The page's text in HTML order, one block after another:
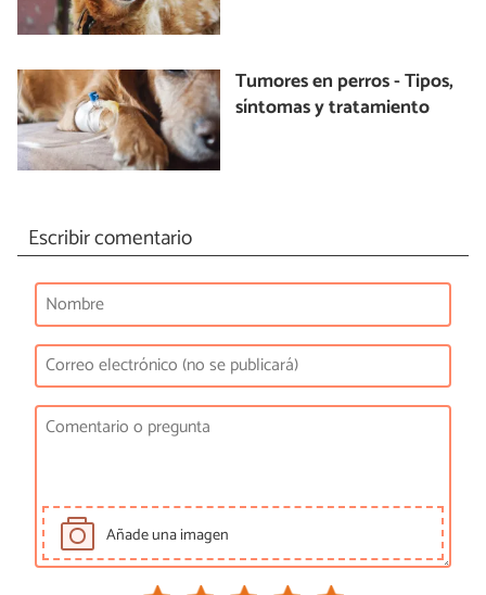
Tumores en perros - Tipos,
síntomas y tratamiento
Escribir comentario
Añade una imagen